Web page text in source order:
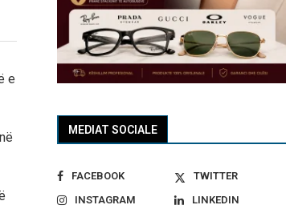
e
MEDIAT SOCIALE
FACEBOOK
TWITTER
INSTAGRAM
LINKEDIN